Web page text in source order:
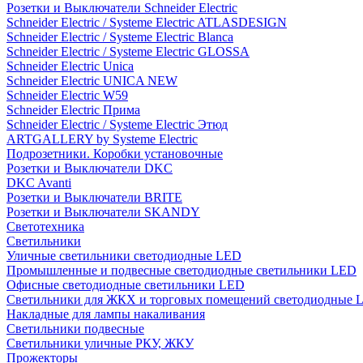
Розетки и Выключатели Schneider Electric
Schneider Electric / Systeme Electric ATLASDESIGN
Schneider Electric / Systeme Electric Blanca
Schneider Electric / Systeme Electric GLOSSA
Schneider Electric Unica
Schneider Electric UNICA NEW
Schneider Electric W59
Schneider Electric Прима
Schneider Electric / Systeme Electric Этюд
ARTGALLERY by Systeme Electric
Подрозетники. Коробки установочные
Розетки и Выключатели DKC
DKC Avanti
Розетки и Выключатели BRITE
Розетки и Выключатели SKANDY
Светотехника
Светильники
Уличные светильники светодиодные LED
Промышленные и подвесные светодиодные светильники LED
Офисные светодиодные светильники LED
Светильники для ЖКХ и торговых помещений светодиодные
Накладные для лампы накаливания
Светильники подвесные
Светильники уличные РКУ, ЖКУ
Прожекторы